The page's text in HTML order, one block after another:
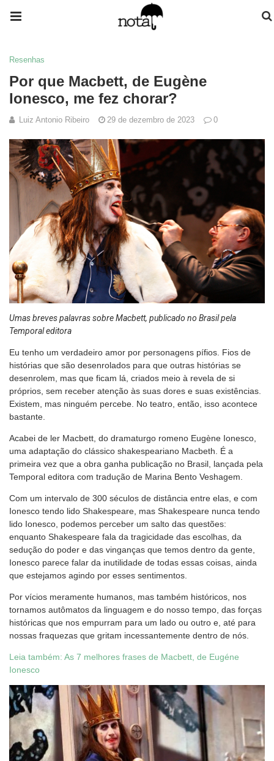
Resenhas
Por que Macbett, de Eugène
Ionesco, me fez chorar?
Luiz Antonio Ribeiro 29 de dezembro de 2023 0
Umas breves palavras sobre Macbett, publicado no Brasil pela
Temporal editora
Eu tenho um verdadeiro amor por personagens pífios. Fios de
histórias que são desenrolados para que outras histórias se
desenrolem, mas que ficam lá, criados meio à revela de si
próprios, sem receber atenção às suas dores e suas existências.
Existem, mas ninguém percebe. No teatro, então, isso acontece
bastante.
Acabei de ler Macbett, do dramaturgo romeno Eugène Ionesco,
uma adaptação do clássico shakespeariano Macbeth. É a
primeira vez que a obra ganha publicação no Brasil, lançada pela
Temporal editora com tradução de Marina Bento Veshagem.
Com um intervalo de 300 séculos de distância entre elas, e com
Ionesco tendo lido Shakespeare, mas Shakespeare nunca tendo
lido Ionesco, podemos perceber um salto das questões:
enquanto Shakespeare fala da tragicidade das escolhas, da
sedução do poder e das vinganças que temos dentro da gente,
Ionesco parece falar da inutilidade de todas essas coisas, ainda
que estejamos agindo por esses sentimentos.
Por vícios meramente humanos, mas também históricos, nos
tornamos autômatos da linguagem e do nosso tempo, das forças
históricas que nos empurram para um lado ou outro e, até para
nossas fraquezas que gritam incessantemente dentro de nós.
Leia também: As 7 melhores frases de Macbett, de Eugéne
Ionesco